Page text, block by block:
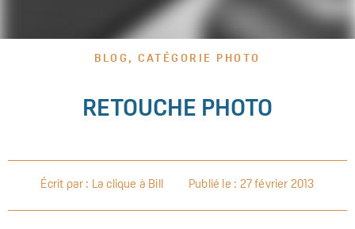
BLOG ,CATÉGORIE PHOTO
RETOUCHE PHOTO
Écrit par : La clique à Bill Publié le : 27 février 2013